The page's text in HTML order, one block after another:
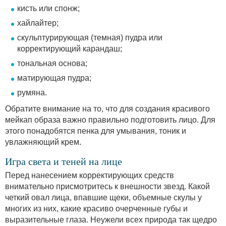
кисть или спонж;
хайлайтер;
скульптурирующая (темная) пудра или
корректирующий карандаш;
тональная основа;
матирующая пудра;
румяна.
Обратите внимание на то, что для создания красивого
мейкап образа важно правильно подготовить лицо. Для
этого понадобятся пенка для умывания, тоник и
увлажняющий крем.
Игра света и теней на лице
Перед нанесением корректирующих средств
внимательно присмотритесь к внешности звезд. Какой
четкий овал лица, впавшие щеки, объемные скулы у
многих из них, какие красиво очерченные губы и
выразительные глаза. Неужели всех природа так щедро